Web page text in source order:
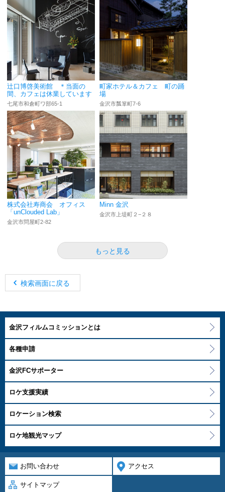
辻口博啓美術館 ＊当面の
間、カフェは休業しています
七尾市和倉町ワ部65-1
町家ホテル＆カフェ 町の踊
場
金沢市瓢箪町7-6
株式会社寿商会 オフィス
「unClouded Lab」
金沢市問屋町2-82
Minn 金沢
金沢市上堤町２−２８
もっと見る
検索画面に戻る
金沢フィルムコミッションとは
各種申請
金沢FCサポーター
ロケ支援実績
ロケーション検索
ロケ地観光マップ
お問い合わせ アクセス
サイトマップ